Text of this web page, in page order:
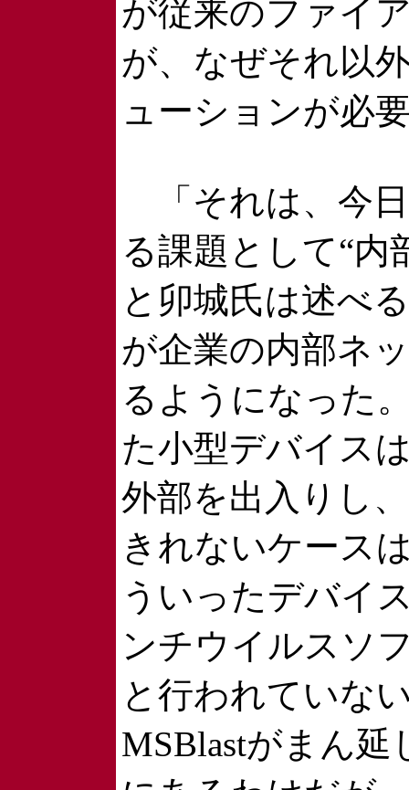
が従来のファイ
が、なぜそれ以
ューションが必
「それは、今
る課題として“内
と卯城氏は述べ
が企業の内部ネ
るようになった
た小型デバイス
外部を出入りし
きれないケース
ういったデバイ
ンチウイルスソ
と行われていな
MSBlastがまん